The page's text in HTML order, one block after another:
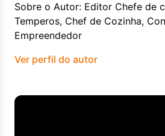
Sobre o Autor: Editor Chefe de
Temperos, Chef de Cozinha,
Empreendedor
Ver perfil do autor